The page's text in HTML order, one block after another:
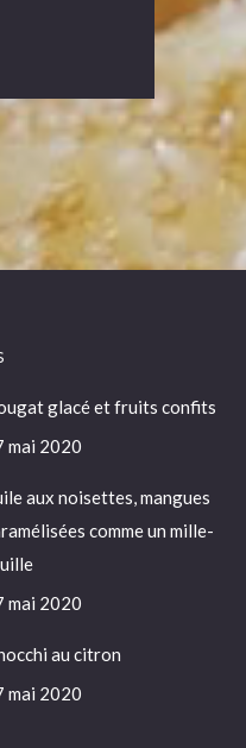
glacé et fruits confits
mai 2020
aux noisettes, mangues
comme un mille-
mai 2020
au citron
mai 2020